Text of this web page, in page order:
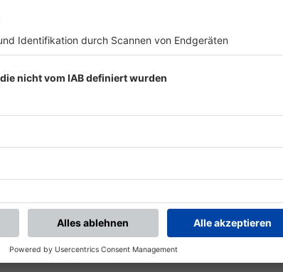
kannst du dir Favoriten setzen. So bist du ganz nah an deinen